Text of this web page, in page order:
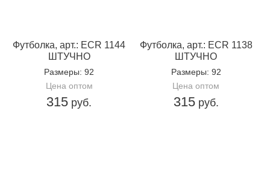
Футболка, арт.: ECR 1144
ШТУЧНО
Размеры: 92
Цена оптом
315 руб.
Футболка, арт.: ECR 1138
ШТУЧНО
Размеры: 92
Цена оптом
315руб.